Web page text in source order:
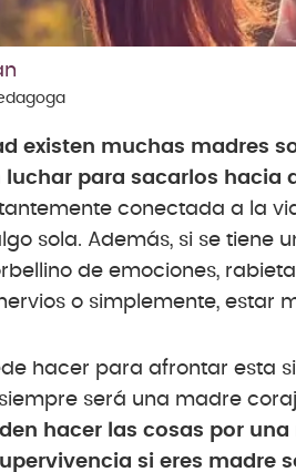
existen muchas madres
luchar para sacarlos hacia
conectada a la
sola. Además, si se
de emociones,
o simplemente, estar
hacer para afrontar esta
será una madre
hacer las cosas por
si eres madre